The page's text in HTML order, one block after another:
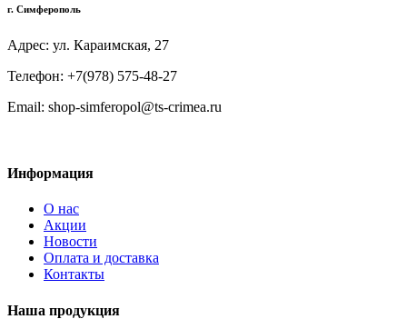
г. Симферополь
Адрес: ул. Караимская, 27
Телефон: +7(978) 575-48-27
Email: shop-simferopol@ts-crimea.ru
Информация
О нас
Акции
Новости
Оплата и доставка
Контакты
Наша продукция